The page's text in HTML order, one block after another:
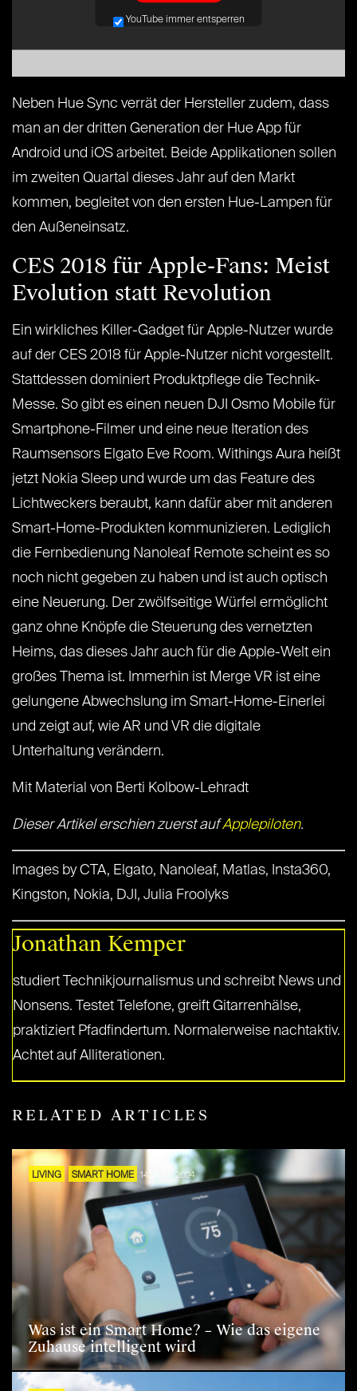
YouTube immer entsperren
Neben Hue Sync verrät der Hersteller zudem, dass
man an der dritten Generation der Hue App für
Android und iOS arbeitet. Beide Applikationen sollen
im zweiten Quartal dieses Jahr auf den Markt
kommen, begleitet von den ersten Hue-Lampen für
den Außeneinsatz.
CES 2018 für Apple-Fans: Meist
Evolution statt Revolution
Ein wirkliches Killer-Gadget für Apple-Nutzer wurde
auf der CES 2018 für Apple-Nutzer nicht vorgestellt.
Stattdessen dominiert Produktpflege die Technik-
Messe. So gibt es einen neuen DJI Osmo Mobile für
Smartphone-Filmer und eine neue Iteration des
Raumsensors Elgato Eve Room. Withings Aura heißt
jetzt Nokia Sleep und wurde um das Feature des
Lichtweckers beraubt, kann dafür aber mit anderen
Smart-Home-Produkten kommunizieren. Lediglich
die Fernbedienung Nanoleaf Remote scheint es so
noch nicht gegeben zu haben und ist auch optisch
eine Neuerung. Der zwölfseitige Würfel ermöglicht
ganz ohne Knöpfe die Steuerung des vernetzten
Heims, das dieses Jahr auch für die Apple-Welt ein
großes Thema ist. Immerhin ist Merge VR ist eine
gelungene Abwechslung im Smart-Home-Einerlei
und zeigt auf, wie AR und VR die digitale
Unterhaltung verändern.
Mit Material von Berti Kolbow-Lehradt
Dieser Artikel erschien zuerst aufApplepiloten.
Images by CTA, Elgato, Nanoleaf, Matlas, Insta360,
Kingston, Nokia, DJI, Julia Froolyks
Jonathan Kemper
studiert Technikjournalismus und schreibt News und
Nonsens. Testet Telefone, greift Gitarrenhälse,
praktiziert Pfadfindertum. Normalerweise nachtaktiv.
Achtet auf Alliterationen.
RELATED ARTICLES
LIVING SMART HOME 14. AUG. 2024
Was ist ein Smart Home? – Wie das eigene
Zuhause intelligent wird